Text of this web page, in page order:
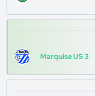
Marquise US 3